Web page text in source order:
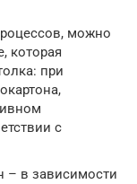
можно
которая
при
с
– в зависимости